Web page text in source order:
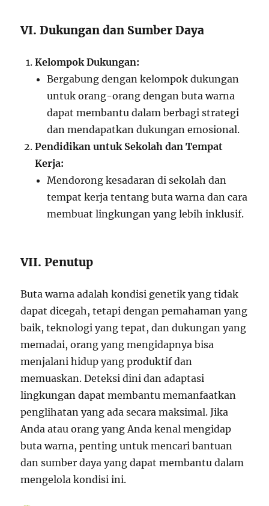
VI. Dukungan dan Sumber Daya
Kelompok Dukungan:
Bergabung dengan kelompok dukungan
untuk orang-orang dengan buta warna
dapat membantu dalam berbagi strategi
dan mendapatkan dukungan emosional.
Pendidikan untuk Sekolah dan Tempat
Kerja:
Mendorong kesadaran di sekolah dan
tempat kerja tentang buta warna dan cara
membuat lingkungan yang lebih inklusif.
VII. Penutup
Buta warna adalah kondisi genetik yang tidak
dapat dicegah, tetapi dengan pemahaman yang
baik, teknologi yang tepat, dan dukungan yang
memadai, orang yang mengidapnya bisa
menjalani hidup yang produktif dan
memuaskan. Deteksi dini dan adaptasi
lingkungan dapat membantu memanfaatkan
penglihatan yang ada secara maksimal. Jika
Anda atau orang yang Anda kenal mengidap
buta warna, penting untuk mencari bantuan
dan sumber daya yang dapat membantu dalam
mengelola kondisi ini.